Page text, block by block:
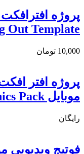
Out Template
10,000 تومان
پروژه افتر
موبایل Phone Mockup Graphics Pack
رایگان
فوتیج ویدیویی